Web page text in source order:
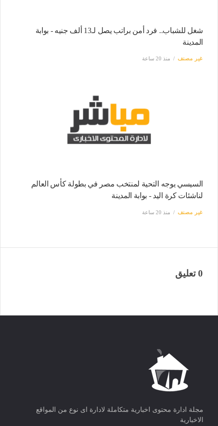
شغل للشباب.. فرد أمن براتب يصل لـ13 ألف جنيه - بوابة
المدينة
غير مصنف منذ 20 ساعة
السيسي يوجه التحية لمنتخب مصر في بطولة كأس العالم
لناشئات كرة اليد - بوابة المدينة
غير مصنف منذ 20 ساعة
0 تعليق
مجلة ادارة محتوى اخبارية متكاملة لادارة اى نوع من المواقع
الاخبارية